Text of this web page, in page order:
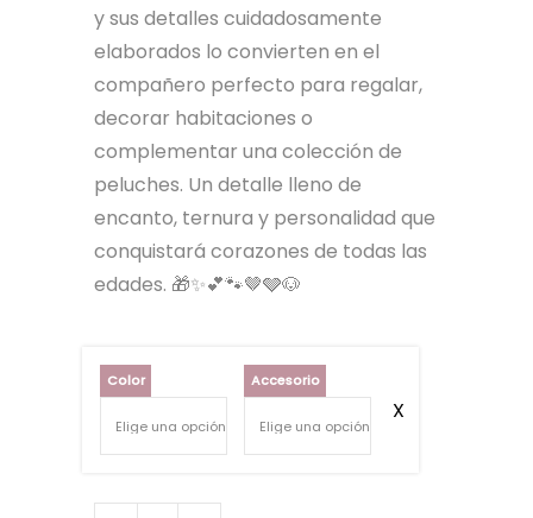
y sus detalles cuidadosamente
elaborados lo convierten en el
compañero perfecto para regalar,
decorar habitaciones o
complementar una colección de
peluches. Un detalle lleno de
encanto, ternura y personalidad que
conquistará corazones de todas las
edades. 🎁✨💕🐾🤎🩶🐶
Color Accesorio